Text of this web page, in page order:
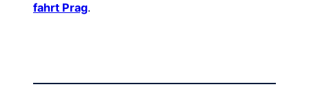
fahrt Prag.